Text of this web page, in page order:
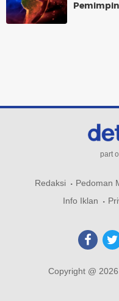
part
Redaksi Pedoman
Info Iklan
Copyright @